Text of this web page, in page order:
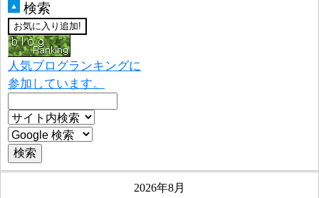
▲ 検索
人気ブログランキングに
参加しています。
2026年8月